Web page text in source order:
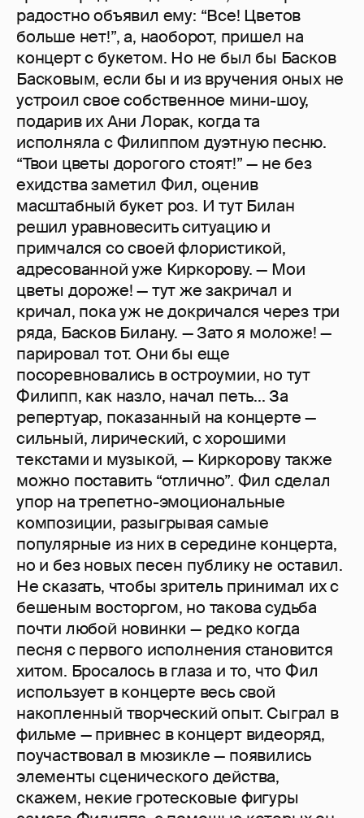
радостно объявил ему: “Все! Цветов
больше нет!”, а, наоборот, пришел на
концерт с букетом. Но не был бы Басков
Басковым, если бы и из вручения оных не
устроил свое собственное мини-шоу,
подарив их Ани Лорак, когда та
исполняла с Филиппом дуэтную песню.
“Твои цветы дорогого стоят!” — не без
ехидства заметил Фил, оценив
масштабный букет роз. И тут Билан
решил уравновесить ситуацию и
примчался со своей флористикой,
адресованной уже Киркорову. — Мои
цветы дороже! — тут же закричал и
кричал, пока уж не докричался через три
ряда, Басков Билану. — Зато я моложе! —
парировал тот. Они бы еще
посоревновались в остроумии, но тут
Филипп, как назло, начал петь... За
репертуар, показанный на концерте —
сильный, лирический, с хорошими
текстами и музыкой, — Киркорову также
можно поставить “отлично”. Фил сделал
упор на трепетно-эмоциональные
композиции, разыгрывая самые
популярные из них в середине концерта,
но и без новых песен публику не оставил.
Не сказать, чтобы зритель принимал их с
бешеным восторгом, но такова судьба
почти любой новинки — редко когда
песня с первого исполнения становится
хитом. Бросалось в глаза и то, что Фил
использует в концерте весь свой
накопленный творческий опыт. Сыграл в
фильме — привнес в концерт видеоряд,
поучаствовал в мюзикле — появились
элементы сценического действа,
скажем, некие гротесковые фигуры